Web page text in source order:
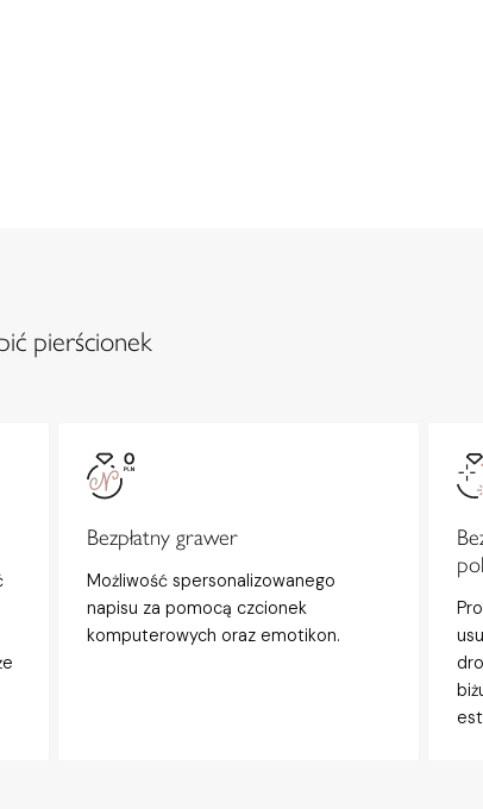
pierścionek
Bezpłatny grawer
Możliwość spersonalizowanego
napisu za pomocą czcionek
komputerowych oraz emotikon.